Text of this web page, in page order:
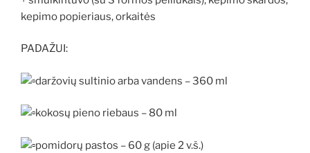
kepimo popieriaus, orkaitės
PADAŽUI:
daržovių sultinio arba vandens – 360 ml
kokosų pieno riebaus – 80 ml
pomidorų pastos – 60 g (apie 2 v.š.)